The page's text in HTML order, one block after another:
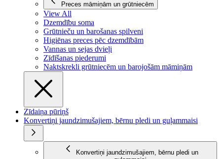
Preces māmiņām un grūtniecēm
View All
Dzemdību soma
Grūtnieču un barošanas spilveni
Higiēnas preces pēc dzemdībām
Vannas un sejas dvieļi
Zīdīšanas piederumi
Naktskrekli grūtniecēm un barojošām māmiņām
Zīdaiņa pūriņš
Konvertiņi jaundzimušajiem, bērnu pledi un guļammaisi
Konvertiņi jaundzimušajiem, bērnu pledi un